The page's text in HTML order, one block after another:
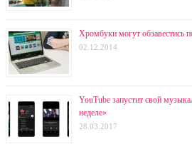
Хромбуки могут обзавестись
02.12.2014
YouTube запустит свой
неделе»
28.03.2017